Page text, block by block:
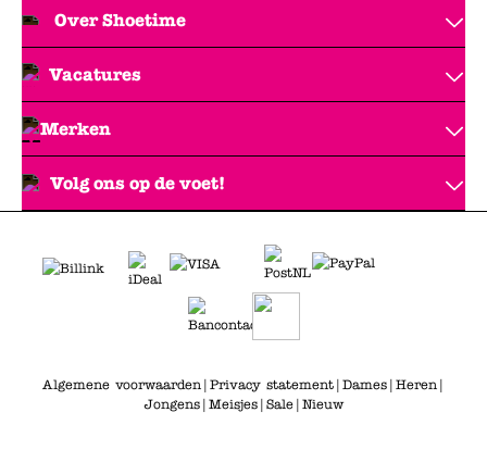
Over Shoetime
Vacatures
Merken
Volg ons op de voet!
Algemene voorwaarden| Privacy statement| Dames| Heren|
Jongens| Meisjes| Sale| Nieuw